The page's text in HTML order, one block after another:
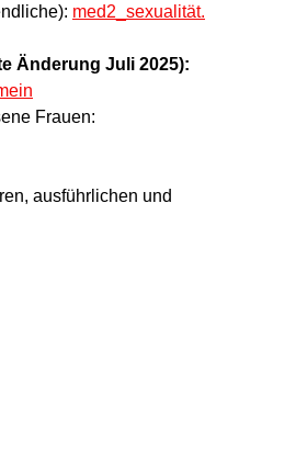
med2_sexualität.
Änderung Juli 2025):
Frauen:
ausführlichen und